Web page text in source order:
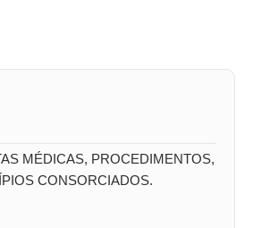
MÉDICAS, PROCEDIMENTOS,
CONSORCIADOS.